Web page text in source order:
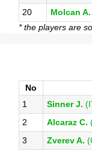
20
Molcan A.
* the players are
No
1
Sinner J.
2
Alcaraz C.
3
Zverev A.